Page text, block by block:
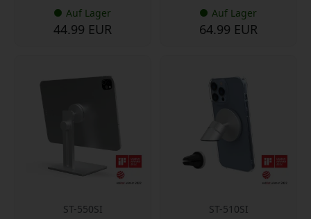
Auf Lager
44.99 EUR
Auf Lager
64.99 EUR
ST-550SI
ST-510SI